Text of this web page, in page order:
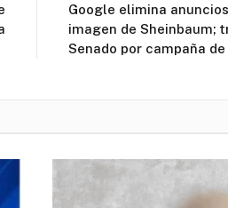
Google elimina
imagen de Sheinbaum;
Senado por campaña